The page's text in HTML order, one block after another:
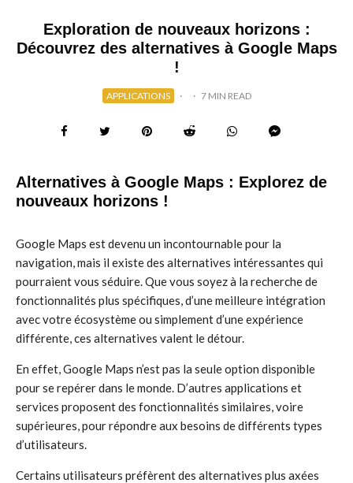
Exploration de nouveaux horizons :
Découvrez des alternatives à Google Maps
!
APPLICATIONS · · 7 MIN READ
Alternatives à Google Maps : Explorez de
nouveaux horizons !
Google Maps est devenu un incontournable pour la
navigation, mais il existe des alternatives intéressantes qui
pourraient vous séduire. Que vous soyez à la recherche de
fonctionnalités plus spécifiques, d’une meilleure intégration
avec votre écosystème ou simplement d’une expérience
différente, ces alternatives valent le détour.
En effet, Google Maps n’est pas la seule option disponible
pour se repérer dans le monde. D’autres applications et
services proposent des fonctionnalités similaires, voire
supérieures, pour répondre aux besoins de différents types
d’utilisateurs.
Certains utilisateurs préfèrent des alternatives plus axées